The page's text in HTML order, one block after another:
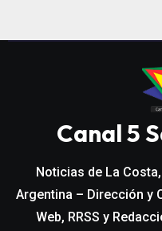
Canal 5
Noticias de La
Argentina – Dirección y
Web, RRSS y